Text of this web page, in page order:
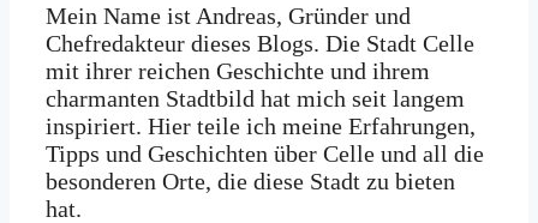
Mein Name ist Andreas, Gründer und
Chefredakteur dieses Blogs. Die Stadt Celle
mit ihrer reichen Geschichte und ihrem
charmanten Stadtbild hat mich seit langem
inspiriert. Hier teile ich meine Erfahrungen,
Tipps und Geschichten über Celle und all die
besonderen Orte, die diese Stadt zu bieten
hat.